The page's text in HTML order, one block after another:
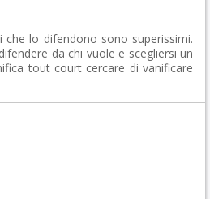
lo difendono sono superissimi.
da chi vuole e scegliersi un
tout court cercare di vanificare